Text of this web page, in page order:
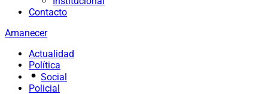
Contacto
Amanecer
Actualidad
Política
Social
Policial